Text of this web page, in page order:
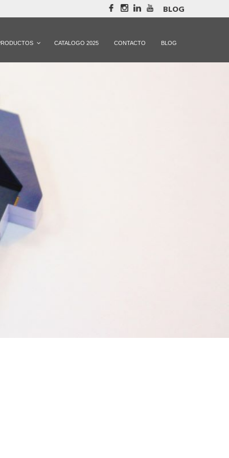
BLOG
CATALOGO 2025 CONTACTO BLOG